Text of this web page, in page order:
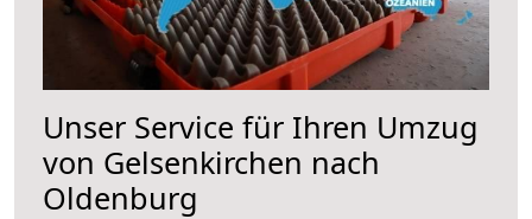
Unser Service für Ihren Umzug
von Gelsenkirchen nach
Oldenburg